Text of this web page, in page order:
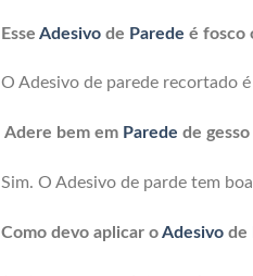
Esse Adesivo de Parede é fosco
O Adesivo de parede recortado
Adere bem em Parede de
Sim. O Adesivo de parde tem
Como devo aplicar oAdesivo de